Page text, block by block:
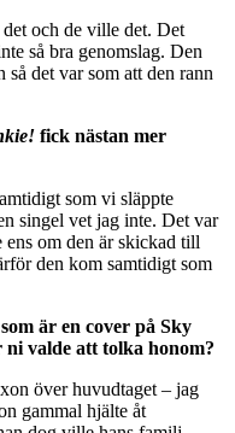
och de ville det. Det
så bra genomslag. Den
det var som att den rann
fick nästan mer
som vi släppte
singel vet jag inte. Det var
om den är skickad till
den kom samtidigt som
som är en cover på Sky
valde att tolka honom?
över huvudtaget – jag
gammal hjälte åt